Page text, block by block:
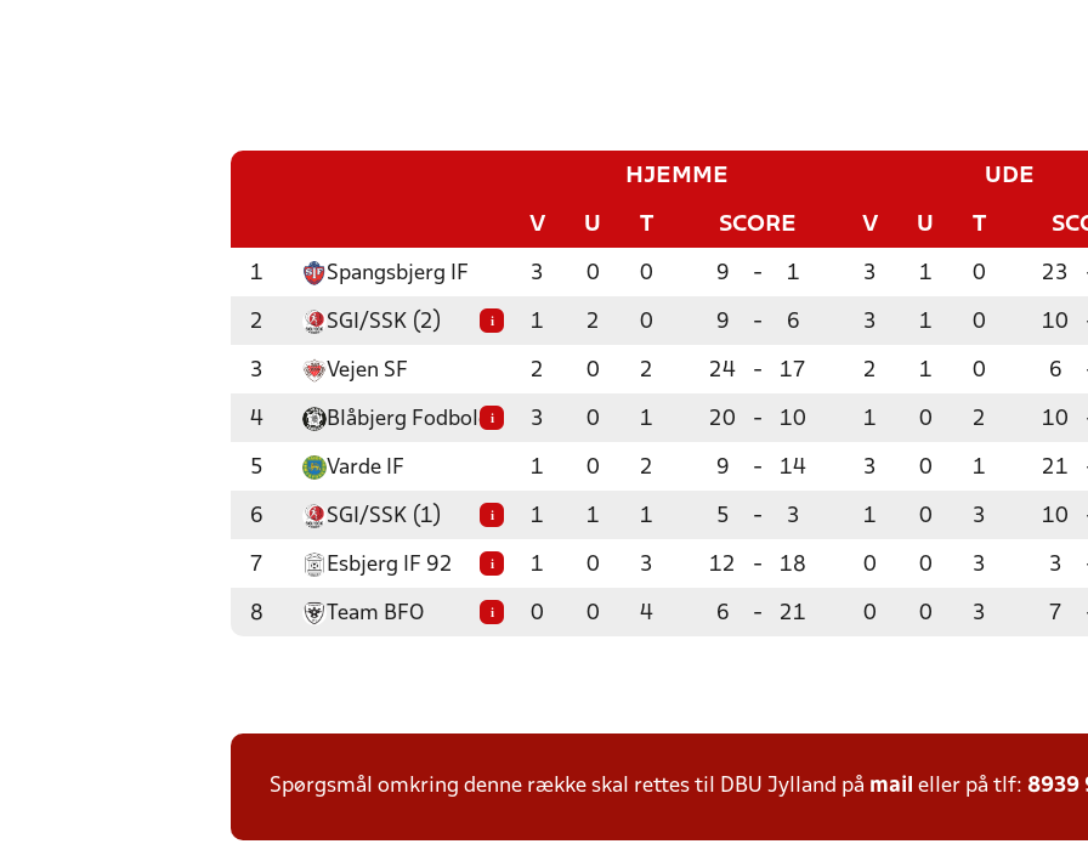
HJEMME UDE
V U T SCORE V U T
1 Spangsbjerg IF 3 0 0 9 - 1 3 1 0 23
2 SGI/SSK (2) i 1 2 0 9 - 6 3 1 0 10
3 Vejen SF 2 0 2 24 - 17 2 1 0 6
4 Blåbjerg Fodbold i 3 0 1 20 - 10 1 0 2 10
5 Varde IF 1 0 2 9 - 14 3 0 1 21
6 SGI/SSK (1) i 1 1 1 5 - 3 1 0 3 10
7 Esbjerg IF 92 i 1 0 3 12 - 18 0 0 3 3
8 Team BFO i 0 0 4 6 - 21 0 0 3 7
Spørgsmål omkring denne række skal rettes til DBU Jylland på mail eller på tlf: 8939